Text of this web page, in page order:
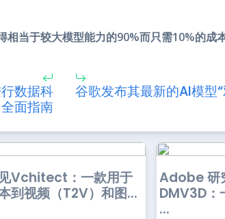
相当于较大模型能力的90%而只需10%的成
数据科
面指南
谷歌发布其最新的AI模型
Vchitect：一款用于
到视频（T2V）和图...
Adobe 研
DMV3D：
...